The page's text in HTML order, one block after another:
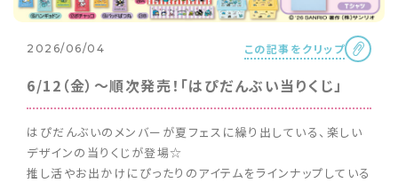
2026/06/04 この記事をクリップ
6/12（金）～順次発売！「はぴだんぶい当りくじ」
はぴだんぶいのメンバーが夏フェスに繰り出している、楽しい
デザインの当りくじが登場☆
推し活やお出かけにぴったりのアイテムをラインナップしている